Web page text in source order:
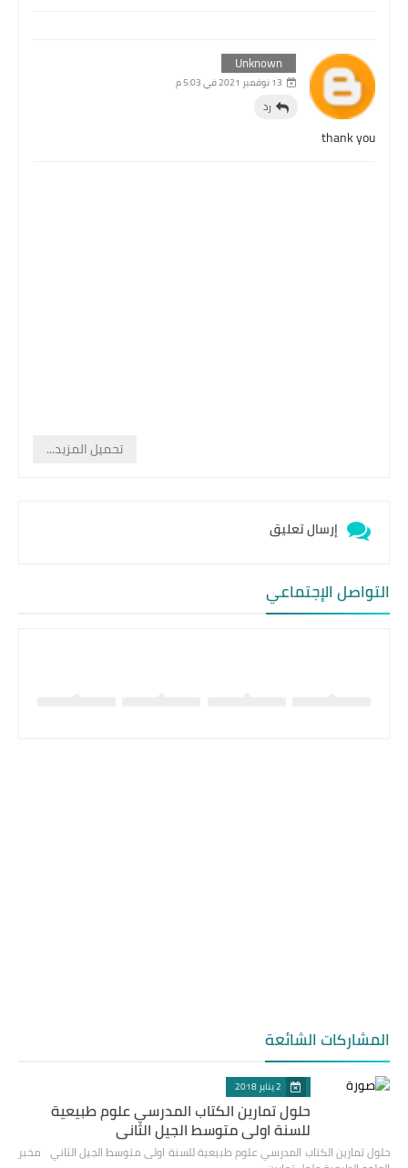
Unknown
13 نوفمبر 2021 في 5:03 م
thank you
رد
تحميل المزيد...
إرسال تعليق
التواصل الإجتماعي
المشاركات الشائعة
2 يناير 2018
حلول تمارين الكتاب المدرسي علوم طبيعية
للسنة اولى متوسط الجيل الثاني
حلول تمارين الكتاب المدرسي علوم طبيعية للسنة اولى متوسط الجيل الثاني مخبر